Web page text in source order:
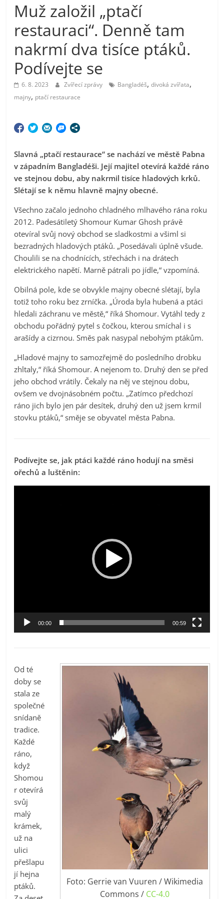
Muž založil „ptačí
restauraci“. Denně tam
nakrmí dva tisíce ptáků.
Podívejte se
6. 8. 2023 Zvířecí zprávy Bangladéš,divoká zvířata,
majny, ptačí restaurace
Slavná „ptačí restaurace“ se nachází ve městě Pabna
v západním Bangladéši. Její majitel otevírá každé ráno
ve stejnou dobu, aby nakrmil tisíce hladových krků.
Slétají se k němu hlavně majny obecné.
Všechno začalo jednoho chladného mlhavého rána roku
2012. Padesátiletý Shomour Kumar Ghosh právě
otevíral svůj nový obchod se sladkostmi a všiml si
bezradných hladových ptáků. „Posedávali úplně všude.
Choulili se na chodnících, střechách i na drátech
elektrického napětí. Marně pátrali po jídle,“ vzpomíná.
Obilná pole, kde se obvykle majny obecné slétají, byla
totiž toho roku bez zrníčka. „Úroda byla hubená a ptáci
hledali záchranu ve městě,“ říká Shomour. Vytáhl tedy z
obchodu pořádný pytel s čočkou, kterou smíchal i s
arašídy a cizrnou. Směs pak nasypal nebohým ptákům.
„Hladové majny to samozřejmě do posledního drobku
zhltaly,“ říká Shomour. A nejenom to. Druhý den se před
jeho obchod vrátily. Čekaly na něj ve stejnou dobu,
ovšem ve dvojnásobném počtu. „Zatímco předchozí
ráno jich bylo jen pár desítek, druhý den už jsem krmil
stovku ptáků,“ směje se obyvatel města Pabna.
Podívejte se, jak ptáci každé ráno hodují na směsi
ořechů a luštěnin:
00:00 00:59
Foto: Gerrie van Vuuren / Wikimedia
Commons / CC-4.0
Od té
doby se
stala ze
společné
snídaně
tradice.
Každé
ráno,
když
Shomou
r otevírá
svůj
malý
krámek,
už na
ulici
přešlapu
jí hejna
ptáků.